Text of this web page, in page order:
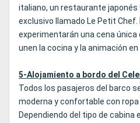
italiano, un restaurante
exclusivo llamado Le Petit
experimentarán una cena única
unen la cocina y la animación en
5-Alojamiento a bordo del
Todos los pasajeros del barco
moderna y confortable con
Dependiendo del tipo de cabina